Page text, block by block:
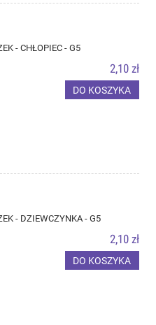
- CHŁOPIEC - G5
2,10 zł
DO KOSZYKA
- DZIEWCZYNKA - G5
2,10 zł
DO KOSZYKA